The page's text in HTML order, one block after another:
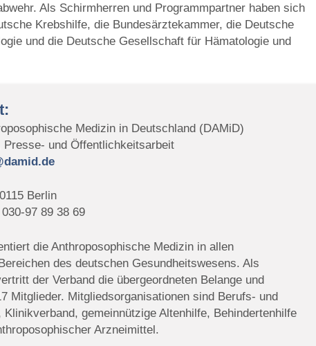
Als Schirmherren und Programmpartner haben sich
Krebshilfe, die Bundesärztekammer, die Deutsche
und die Deutsche Gesellschaft für Hämatologie und
Medizin in Deutschland (DAMiD)
Presse- und Öffentlichkeitsarbeit
Berlin
97 89 38 69
die Anthroposophische Medizin in allen
des deutschen Gesundheitswesens. Als
der Verband die übergeordneten Belange und
Mitglieder. Mitgliedsorganisationen sind Berufs- und
Klinikverband, gemeinnützige Altenhilfe, Behindertenhilfe
Arzneimittel.